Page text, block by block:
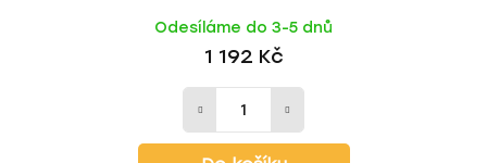
Odesíláme do 3-5 dnů
1 192 Kč